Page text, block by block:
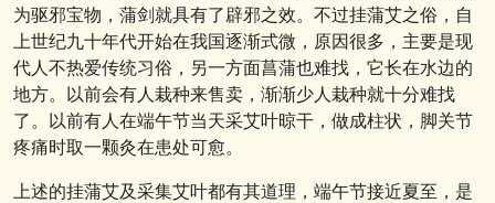
为驱邪宝物，蒲剑就具有了辟邪之效。不过挂蒲艾之俗，自
上世纪九十年代开始在我国逐渐式微，原因很多，主要是现
代人不热爱传统习俗，另一方面菖蒲也难找，它长在水边的
地方。以前会有人栽种来售卖，渐渐少人栽种就十分难找
了。以前有人在端午节当天采艾叶晾干，做成柱状，脚关节
疼痛时取一颗灸在患处可愈。
上述的挂蒲艾及采集艾叶都有其道理，端午节接近夏至，是